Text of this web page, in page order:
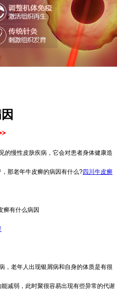
的慢性皮肤疾病，它会对患者身体健康造
那老年牛皮癣的病因有什么?四川牛皮癣
，老年人出现银屑病和自身的体质是有很
减弱，此时聚很容易出现有些异常的代谢